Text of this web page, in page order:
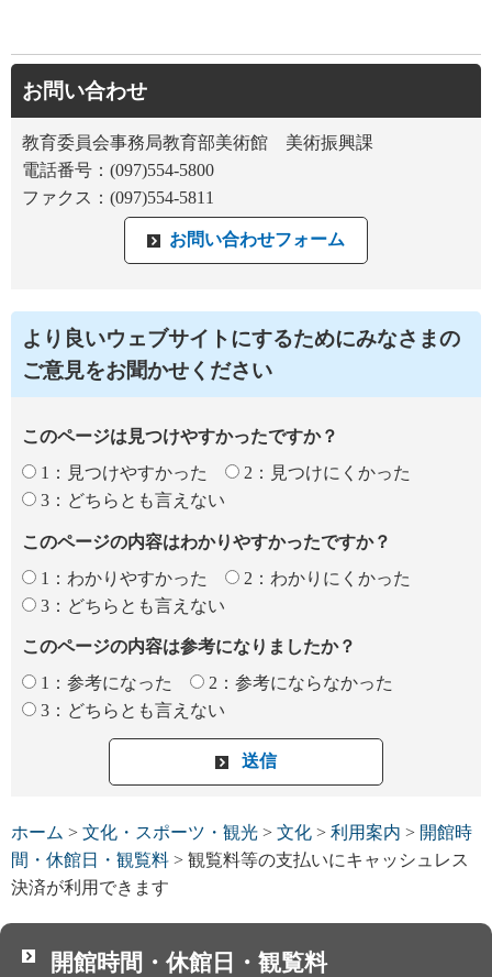
お問い合わせ
教育委員会事務局教育部美術館 美術振興課
電話番号：(097)554-5800
ファクス：(097)554-5811
より良いウェブサイトにするためにみなさまの
ご意見をお聞かせください
このページは見つけやすかったですか？
1：見つけやすかった
2：見つけにくかった
3：どちらとも言えない
このページの内容はわかりやすかったですか？
1：わかりやすかった
2：わかりにくかった
3：どちらとも言えない
このページの内容は参考になりましたか？
1：参考になった
2：参考にならなかった
3：どちらとも言えない
ホーム > 文化・スポーツ・観光 > 文化 > 利用案内 > 開館時
間・休館日・観覧料 > 観覧料等の支払いにキャッシュレス
決済が利用できます
開館時間・休館日・観覧料